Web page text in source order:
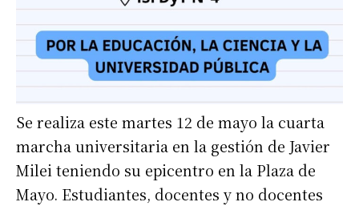
Se realiza este martes 12 de mayo la cuarta
marcha universitaria en la gestión de Javier
Milei teniendo su epicentro en la Plaza de
Mayo. Estudiantes, docentes y no docentes